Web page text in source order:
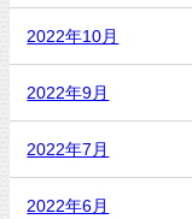
2022年10月
2022年9月
2022年7月
2022年6月